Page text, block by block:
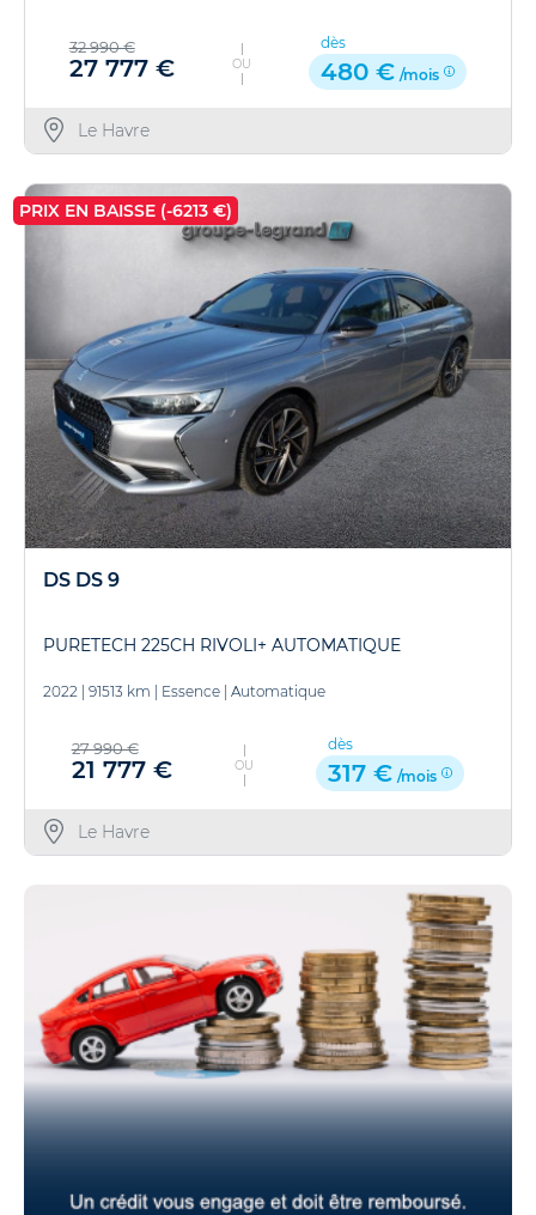
32 990 €
27 777 € OU
dès
480 € /mois
Le Havre
PRIX EN BAISSE (-6213 €)
DS DS 9
PURETECH 225CH RIVOLI+ AUTOMATIQUE
2022 91513 km Essence Automatique
27 990 €
21 777 € OU
dès
317 € /mois
Le Havre